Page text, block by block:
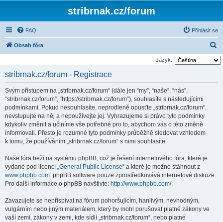
stribrnak.cz/forum
FAQ Přihlásit se
Obsah fóra
l
Jazyk:
stribrnak.cz/forum - Registrace
Svým přístupem na „stribrnak.cz/forum“ (dále jen “my”, “naše”, “nás”,
“stribrnak.cz/forum”, “https://stribrnak.cz/forum”), souhlasíte s následujícími
podmínkami. Pokud nesouhlasíte, neprodleně opusťte „stribrnak.cz/forum“,
nevstupujte na něj a nepoužívejte jej. Vyhrazujeme si právo tyto podmínky
kdykoliv změnit a učiníme vše potřebné pro to, abychom vás o této změně
informovali. Přesto je rozumné tyto podmínky průběžně sledovat vzhledem
k tomu, že používáním „stribrnak.cz/forum“ s nimi souhlasíte.
Naše fóra beží na systému phpBB, což je řešení internetového fóra, které je
vydané pod licencí „General Public License“ a které je možno stáhnout z
www.phpbb.com. phpBB software pouze zprostředkovává internetové diskuze.
Pro další informace o phpBB navštivte: http://www.phpbb.com/.
Zavazujete se nepřispívat na fórum pohoršujícím, hanlivým, nevhodným,
vulgárním nebo jiným materiálem, který by mohl porušovat platné zákony ve
vaší zemi, zákony v zemi, kde sídlí „stribrnak.cz/forum“, nebo platné